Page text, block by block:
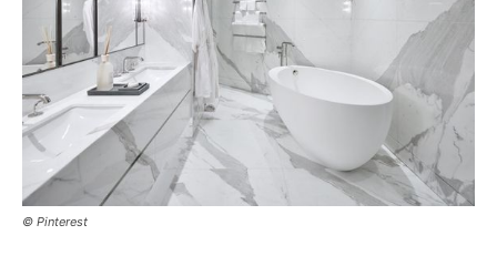
© Pinterest